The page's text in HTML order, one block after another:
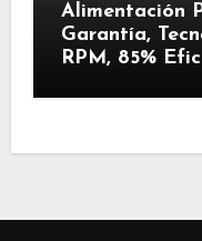
Alimentación
Garantía,
RPM, 85%